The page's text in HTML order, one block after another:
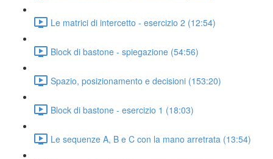
Le matrici di intercetto - esercizio 2 (12:54)
Block di bastone - spiegazione (54:56)
Spazio, posizionamento e decisioni (153:20)
Block di bastone - esercizio 1 (18:03)
Le sequenze A, B e C con la mano arretrata (13:54)